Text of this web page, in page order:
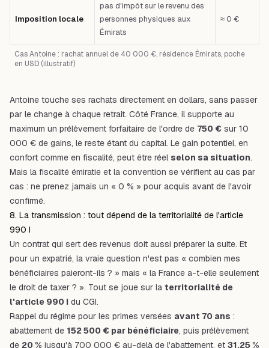
Cas Antoine : rachat annuel de 40 000 €, résidence Émirats, poche
en USD (illustratif)
Imposition locale
pas d'impôt sur le revenu des
personnes physiques aux
Émirats
≈ 0 €
Antoine touche ses rachats directement en dollars, sans passer
par le change à chaque retrait. Côté France, il supporte au
maximum un prélèvement forfaitaire de l'ordre de 750 € sur 10
000 € de gains, le reste étant du capital. Le gain potentiel, en
confort comme en fiscalité, peut être réel selon sa situation.
Mais la fiscalité émiratie et la convention se vérifient au cas par
cas : ne prenez jamais un « 0 % » pour acquis avant de l'avoir
confirmé.
8. La transmission : tout dépend de la territorialité de l'article
990 I
Un contrat qui sert des revenus doit aussi préparer la suite. Et
pour un expatrié, la vraie question n'est pas « combien mes
bénéficiaires paieront-ils ? » mais « la France a-t-elle seulement
le droit de taxer ? ». Tout se joue sur la territorialité de
l'article 990 I du CGI.
Rappel du régime pour les primes versées avant 70 ans :
abattement de 152 500 € par bénéficiaire, puis prélèvement
de 20 % jusqu'à 700 000 € au-delà de l'abattement, et 31,25 %